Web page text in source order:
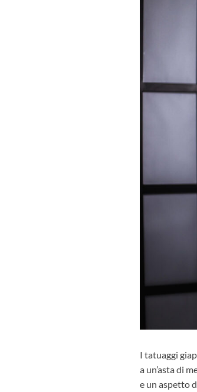
I tatuaggi
a un’asta di
e un aspetto